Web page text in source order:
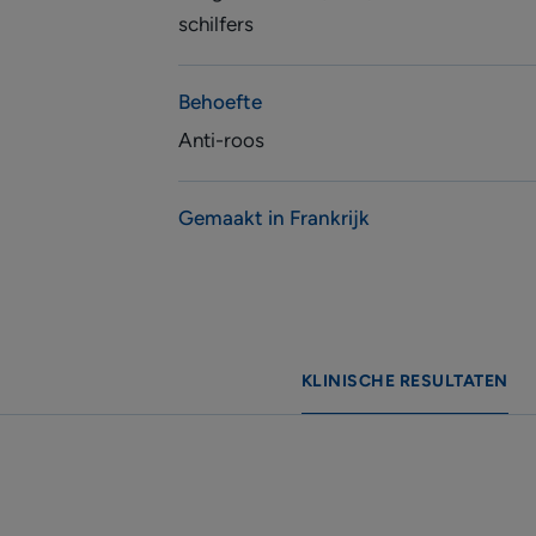
schilfers
Behoefte
Anti-roos
Gemaakt in Frankrijk
KLINISCHE RESULTATEN